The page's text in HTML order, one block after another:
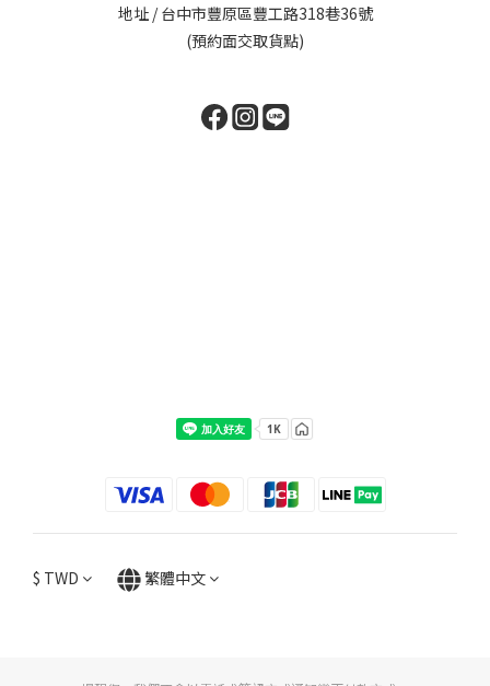
地址 / 台中市豐原區豐工路318巷36號
(預約面交取貨點)
$ TWD 繁體中文